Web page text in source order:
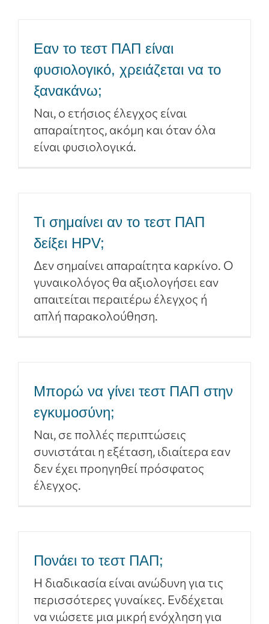
Εαν το τεστ ΠΑΠ είναι
φυσιολογικό, χρειάζεται να το
ξανακάνω;
Ναι, ο ετήσιος έλεγχος είναι
απαραίτητος, ακόμη και όταν όλα
είναι φυσιολογικά.
Τι σημαίνει αν το τεστ ΠΑΠ
δείξει HPV;
Δεν σημαίνει απαραίτητα καρκίνο. Ο
γυναικολόγος θα αξιολογήσει εαν
απαιτείται περαιτέρω έλεγχος ή
απλή παρακολούθηση.
Μπορώ να γίνει τεστ ΠΑΠ στην
εγκυμοσύνη;
Ναι, σε πολλές περιπτώσεις
συνιστάται η εξέταση, ιδιαίτερα εαν
δεν έχει προηγηθεί πρόσφατος
έλεγχος.
Πονάει το τεστ ΠΑΠ;
Η διαδικασία είναι ανώδυνη για τις
περισσότερες γυναίκες. Ενδέχεται
να νιώσετε μια μικρή ενόχληση για